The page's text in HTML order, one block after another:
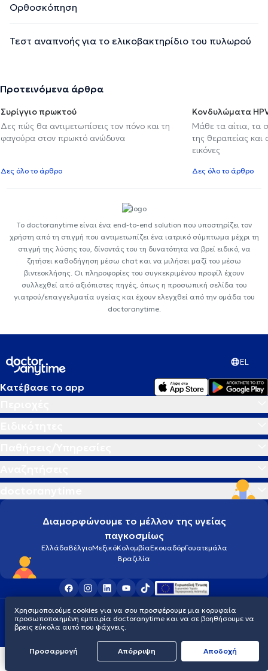
Ορθοσκόπηση
Τεστ αναπνοής για το ελικοβακτηρίδιο του πυλωρού
Προτεινόμενα άρθρα
Συρίγγιο πρωκτού
Δες πώς θα αντιμετωπίσεις τον πόνο και τη
φαγούρα στον πρωκτό ανώδυνα
Δες όλο το άρθρο
Κονδυλώματα
Μάθε τα αίτια, τα
της θεραπείας
εικόνες
Δες όλο το άρθρο
Το doctoranytime είναι ένα end-to-end solution που υποστηρίζει τον
χρήστη από τη στιγμή που αντιμετωπίζει ένα ιατρικό σύμπτωμα μέχρι τη
στιγμή της λύσης του, δίνοντάς του τη δυνατότητα να βρεί ειδικό, να
ζητήσει καθοδήγηση μέσω chat και να μιλήσει μαζί του μέσω
βιντεοκλήσης. Οι πληροφορίες του συγκεκριμένου προφίλ έχουν
συλλεχθεί από αξιόπιστες πηγές, όπως η προσωπική σελίδα του
γιατρού/επαγγελματία υγείας και έχουν ελεγχθεί από την ομάδα του
doctoranytime.
EL
Κατέβασε το app
Διαμορφώνουμε το μέλλον της υγείας
παγκοσμίως
ΕλλάδαΒέλγιοΜεξικόΚολομβίαΕκουαδόρΓουατεμάλα
Βραζιλία
Οροι χρήσηςCookiesΠολιτική προστασίας προσωπικού απορρήτου
© 2026 doctoranytime
Χρησιμοποιούμε cookies για να σου προσφέρουμε μια κορυφαία
προσωποποιημένη εμπειρία doctoranytime και να σε βοηθήσουμε να
βρεις εύκολα αυτό που ψάχνεις.
Προσαρμογή Απόρριψη Aποδοχή